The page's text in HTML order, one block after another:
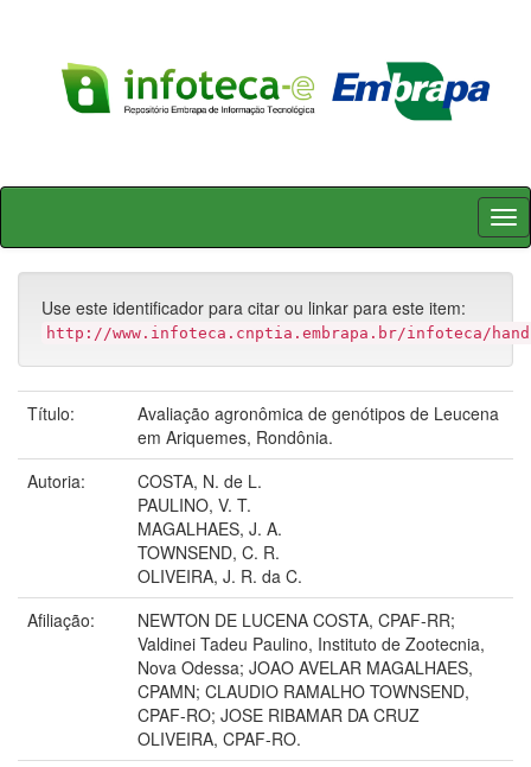
Skip
Use este identificador para citar ou linkar para este item:
http://www.infoteca.cnptia.embrapa.br/infoteca/
Título:
Avaliação agronômica de genótipos de Leucena
em Ariquemes, Rondônia.
Autoria:
COSTA, N. de L.
PAULINO, V. T.
MAGALHAES, J. A.
TOWNSEND, C. R.
OLIVEIRA, J. R. da C.
Afiliação:
NEWTON DE LUCENA COSTA, CPAF-RR;
Valdinei Tadeu Paulino, Instituto de Zootecnia,
Nova Odessa; JOAO AVELAR MAGALHAES,
CPAMN; CLAUDIO RAMALHO TOWNSEND,
CPAF-RO; JOSE RIBAMAR DA CRUZ
OLIVEIRA, CPAF-RO.